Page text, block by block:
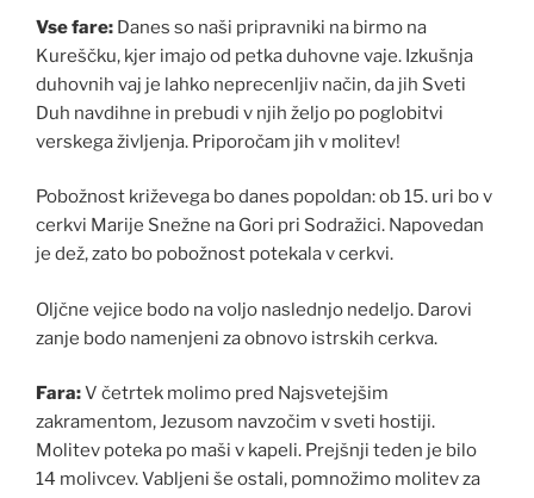
Vse fare: Danes so naši pripravniki na birmo na
Kureščku, kjer imajo od petka duhovne vaje. Izkušnja
duhovnih vaj je lahko neprecenljiv način, da jih Sveti
Duh navdihne in prebudi v njih željo po poglobitvi
verskega življenja. Priporočam jih v molitev!
Pobožnost križevega bo danes popoldan: ob 15. uri bo v
cerkvi Marije Snežne na Gori pri Sodražici. Napovedan
je dež, zato bo pobožnost potekala v cerkvi.
Oljčne vejice bodo na voljo naslednjo nedeljo. Darovi
zanje bodo namenjeni za obnovo istrskih cerkva.
Fara:V četrtek molimo pred Najsvetejšim
zakramentom, Jezusom navzočim v sveti hostiji.
Molitev poteka po maši v kapeli. Prejšnji teden je bilo
14 molivcev. Vabljeni še ostali, pomnožimo molitev za